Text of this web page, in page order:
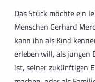
Das Stück möchte ein
Menschen Gerhard
kann ihn als Kind
erleben will, als jungen
ist, seiner zukünftigen